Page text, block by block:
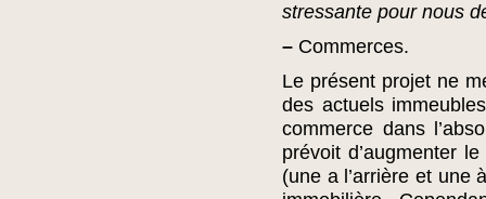
stressante pour nous
– Commerces.
Le présent projet ne
des actuels
commerce dans
prévoit d’augmenter
(une a l’arrière et une